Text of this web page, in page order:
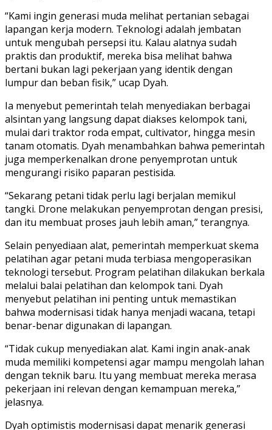
“Kami ingin generasi muda melihat pertanian sebagai
lapangan kerja modern. Teknologi adalah jembatan
untuk mengubah persepsi itu. Kalau alatnya sudah
praktis dan produktif, mereka bisa melihat bahwa
bertani bukan lagi pekerjaan yang identik dengan
lumpur dan beban fisik,” ucap Dyah.
Ia menyebut pemerintah telah menyediakan berbagai
alsintan yang langsung dapat diakses kelompok tani,
mulai dari traktor roda empat, cultivator, hingga mesin
tanam otomatis. Dyah menambahkan bahwa pemerintah
juga memperkenalkan drone penyemprotan untuk
mengurangi risiko paparan pestisida.
“Sekarang petani tidak perlu lagi berjalan memikul
tangki. Drone melakukan penyemprotan dengan presisi,
dan itu membuat proses jauh lebih aman,” terangnya.
Selain penyediaan alat, pemerintah memperkuat skema
pelatihan agar petani muda terbiasa mengoperasikan
teknologi tersebut. Program pelatihan dilakukan berkala
melalui balai pelatihan dan kelompok tani. Dyah
menyebut pelatihan ini penting untuk memastikan
bahwa modernisasi tidak hanya menjadi wacana, tetapi
benar-benar digunakan di lapangan.
“Tidak cukup menyediakan alat. Kami ingin anak-anak
muda memiliki kompetensi agar mampu mengolah lahan
dengan teknik baru. Itu yang membuat mereka merasa
pekerjaan ini relevan dengan kemampuan mereka,”
jelasnya.
Dyah optimistis modernisasi dapat menarik generasi